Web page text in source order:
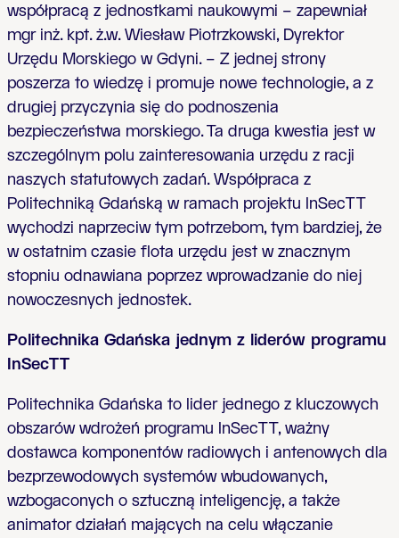
współpracą z jednostkami naukowymi – zapewniał
mgr inż. kpt. ż.w. Wiesław Piotrzkowski, Dyrektor
Urzędu Morskiego w Gdyni. – Z jednej strony
poszerza to wiedzę i promuje nowe technologie, a z
drugiej przyczynia się do podnoszenia
bezpieczeństwa morskiego. Ta druga kwestia jest w
szczególnym polu zainteresowania urzędu z racji
naszych statutowych zadań. Współpraca z
Politechniką Gdańską w ramach projektu InSecTT
wychodzi naprzeciw tym potrzebom, tym bardziej, że
w ostatnim czasie flota urzędu jest w znacznym
stopniu odnawiana poprzez wprowadzanie do niej
nowoczesnych jednostek.
Politechnika Gdańska jednym z liderów programu
InSecTT
Politechnika Gdańska to lider jednego z kluczowych
obszarów wdrożeń programu InSecTT, ważny
dostawca komponentów radiowych i antenowych dla
bezprzewodowych systemów wbudowanych,
wzbogaconych o sztuczną inteligencję, a także
animator działań mających na celu włączanie